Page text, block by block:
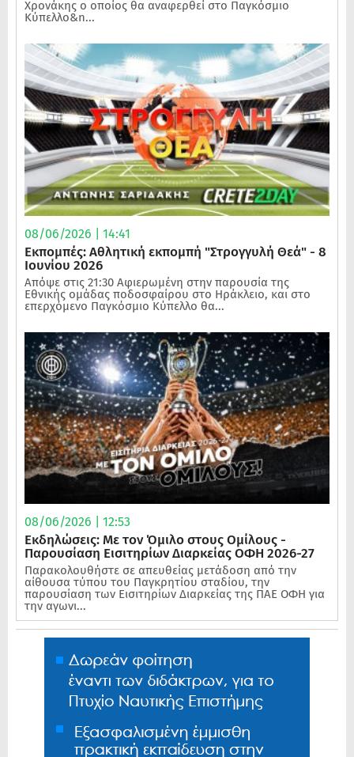
Χρονάκης ο οποίος θα αναφερθεί στο Παγκόσμιο
Κύπελλο&n...
08/06/2026 | 14:41
Εκπομπές: Αθλητική εκπομπή "Στρογγυλή Θεά" - 8
Ιουνίου 2026
Απόψε στις 21:30 Αφιερωμένη στην παρουσία της
Εθνικής ομάδας ποδοσφαίρου στο Ηράκλειο, και στο
επερχόμενο Παγκόσμιο Κύπελλο θα...
08/06/2026 | 12:53
Εκδηλώσεις: Με τον Όμιλο στους Ομίλους -
Παρουσίαση Εισιτηρίων Διαρκείας ΟΦΗ 2026-27
Παρακολουθήστε σε απευθείας μετάδοση από την
αίθουσα τύπου του Παγκρητίου σταδίου, την
παρουσίαση των Εισιτηρίων Διαρκείας της ΠΑΕ ΟΦΗ για
την αγωνι...